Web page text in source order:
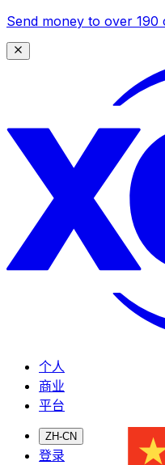
Send money to over 190
个人
商业
平台
ZH-CN
登录